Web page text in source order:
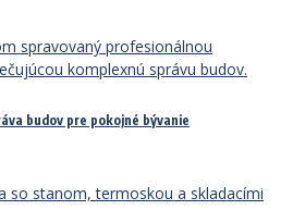
budov pre pokojné bývanie